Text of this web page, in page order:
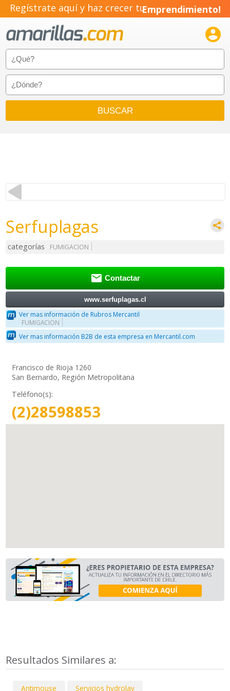
Regístrate aquí y haz crecer tuEmprendimiento!

Serfuplagas
categorías FUMIGACION
 Contactar
www.serfuplagas.cl
Ver mas información de Rubros Mercantil
FUMIGACION
Ver mas información B2B de esta empresa en Mercantil.com
Francisco de Rioja 1260
San Bernardo, Región Metropolitana
Teléfono(s):
(2)28598853
Resultados Similares a:
Antimouse Servicios hydrolav